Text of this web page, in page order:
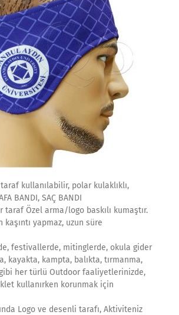
kullanılabilir, polar kulaklıklı,
BANDI, SAÇ BANDI
taraf Özel arma/logo baskılı kumaştır.
kaşıntı yapmaz, uzun süre
festivallerde, mitinglerde, okula gider
kayakta, kampta, balıkta, tırmanma,
her türlü Outdoor faaliyetlerinizde,
kullanırken korunmak için
Logo ve desenli tarafı, Aktiviteniz